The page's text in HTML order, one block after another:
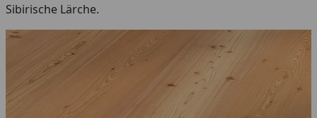
Sibirische Lärche.